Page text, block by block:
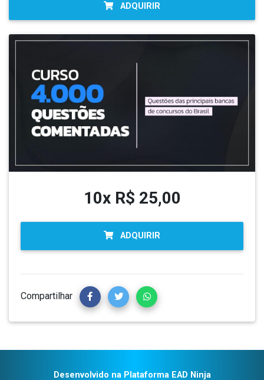
ADQUIRIR
10x R$ 25,00
ADQUIRIR
Compartilhar
Desenvolvido na Plataforma EAD Ninja